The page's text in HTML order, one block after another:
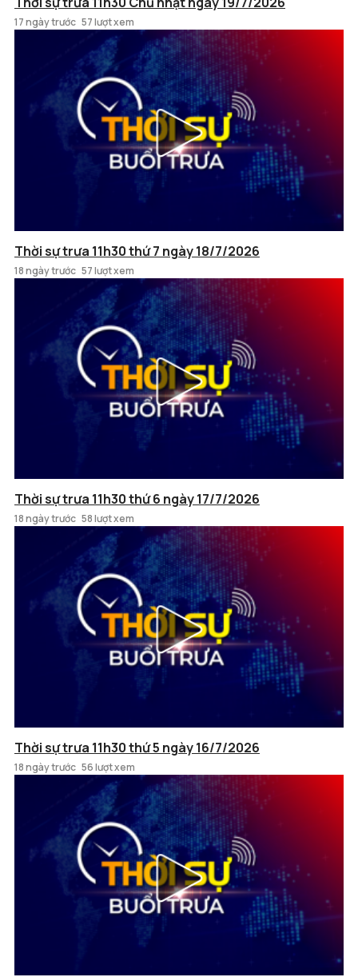
17 ngày trước 57 lượt xem
Thời sự trưa 11h30 thứ 7 ngày 18/7/2026
18 ngày trước 57 lượt xem
Thời sự trưa 11h30 thứ 6 ngày 17/7/2026
18 ngày trước 58 lượt xem
Thời sự trưa 11h30 thứ 5 ngày 16/7/2026
18 ngày trước 56 lượt xem